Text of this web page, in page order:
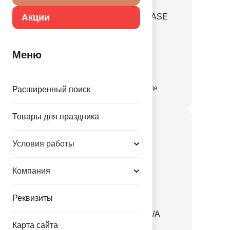
Акции
Меню
Расширенный поиск
Товары для праздника
Условия работы
Компания
Реквизиты
Карта сайта
Баннер NERF HOME BASE
25х89см 2шт/A
присутствует на складе
Кольцо Компас NERF/A